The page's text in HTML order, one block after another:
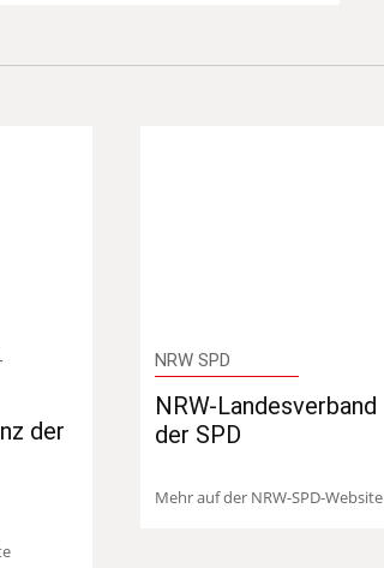
der
NRW SPD
NRW-Landesverband
der SPD
Mehr auf der NRW-SPD-Website